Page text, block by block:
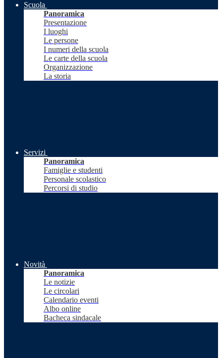
Scuola
Panoramica
Presentazione
I luoghi
Le persone
I numeri della scuola
Le carte della scuola
Organizzazione
La storia
Servizi
Panoramica
Famiglie e studenti
Personale scolastico
Percorsi di studio
Novità
Panoramica
Le notizie
Le circolari
Calendario eventi
Albo online
Bacheca sindacale